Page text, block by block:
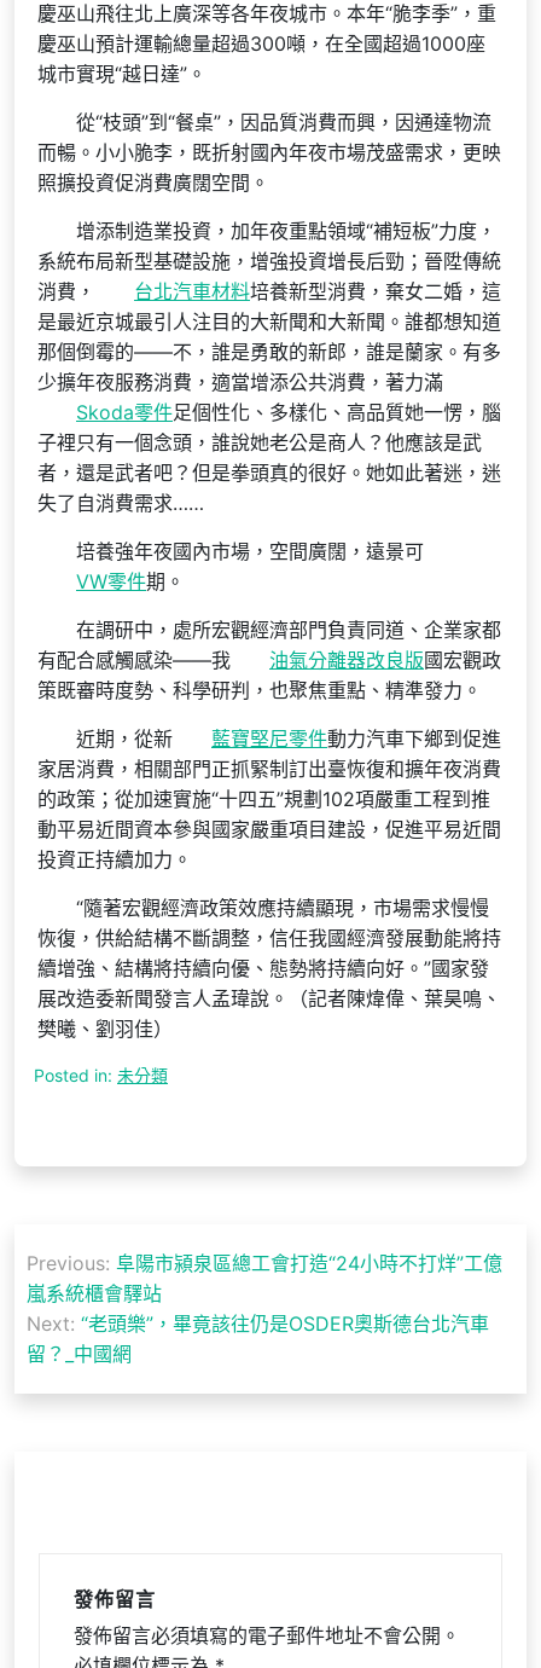
慶巫山飛往北上廣深等各年夜城市。本年“脆李季”，重
慶巫山預計運輸總量超過300噸，在全國超過1000座
城市實現“越日達”。
從“枝頭”到“餐桌”，因品質消費而興，因通達物流
而暢。小小脆李，既折射國內年夜市場茂盛需求，更映
照擴投資促消費廣闊空間。
增添制造業投資，加年夜重點領域“補短板”力度，
系統布局新型基礎設施，增強投資增長后勁；晉陞傳統
消費，
台北汽車材料培養新型消費，棄女二婚，這
是最近京城最引人注目的大新聞和大新聞。誰都想知道
那個倒霉的——不，誰是勇敢的新郎，誰是蘭家。有多
少擴年夜服務消費，適當增添公共消費，著力滿
Skoda零件足個性化、多樣化、高品質她一愣，腦
子裡只有一個念頭，誰說她老公是商人？他應該是武
者，還是武者吧？但是拳頭真的很好。她如此著迷，迷
失了自消費需求……
培養強年夜國內市場，空間廣闊，遠景可
VW零件期。
在調研中，處所宏觀經濟部門負責同道、企業家都
有配合感觸感染——我
油氣分離器改良版國宏觀政
策既審時度勢、科學研判，也聚焦重點、精準發力。
近期，從新
藍寶堅尼零件動力汽車下鄉到促進
家居消費，相關部門正抓緊制訂出臺恢復和擴年夜消費
的政策；從加速實施“十四五”規劃102項嚴重工程到推
動平易近間資本參與國家嚴重項目建設，促進平易近間
投資正持續加力。
“隨著宏觀經濟政策效應持續顯現，市場需求慢慢
恢復，供給結構不斷調整，信任我國經濟發展動能將持
續增強、結構將持續向優、態勢將持續向好。”國家發
展改造委新聞發言人孟瑋說。（記者陳煒偉、葉昊鳴、
樊曦、劉羽佳）
Posted in: 未分類
章
導
覽
Previous: 阜陽市潁泉區總工會打造“24小時不打烊”工億
嵐系統櫃會驛站
Next: “老頭樂”，畢竟該往仍是OSDER奧斯德台北汽車
留？_中國網
發佈留言
發佈留言必須填寫的電子郵件地址不會公開。